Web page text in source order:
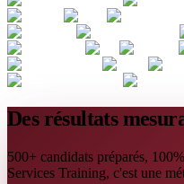
Des résultats
500+ candidats préparés,
Services Training, c'est une